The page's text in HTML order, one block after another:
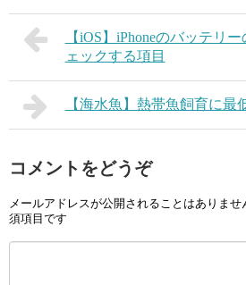
【iOS】iPhoneのバッテリ
ェックする項目
【海水魚】熱帯魚飼育に最
コメントをどうぞ
メールアドレスが公開されることはありませ
須項目です